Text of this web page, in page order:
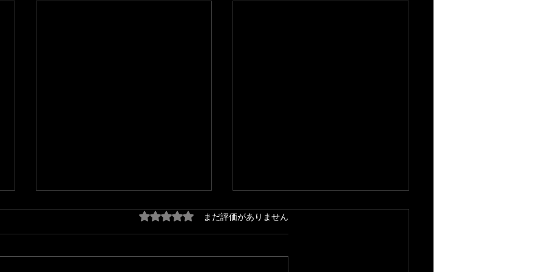
5つ星のうち0と評価されています。
まだ評価がありません